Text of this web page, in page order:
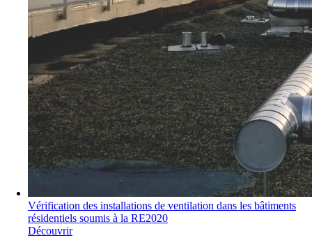
Vérification des installations de ventilation dans les bâtiments
résidentiels soumis à la RE2020
Découvrir